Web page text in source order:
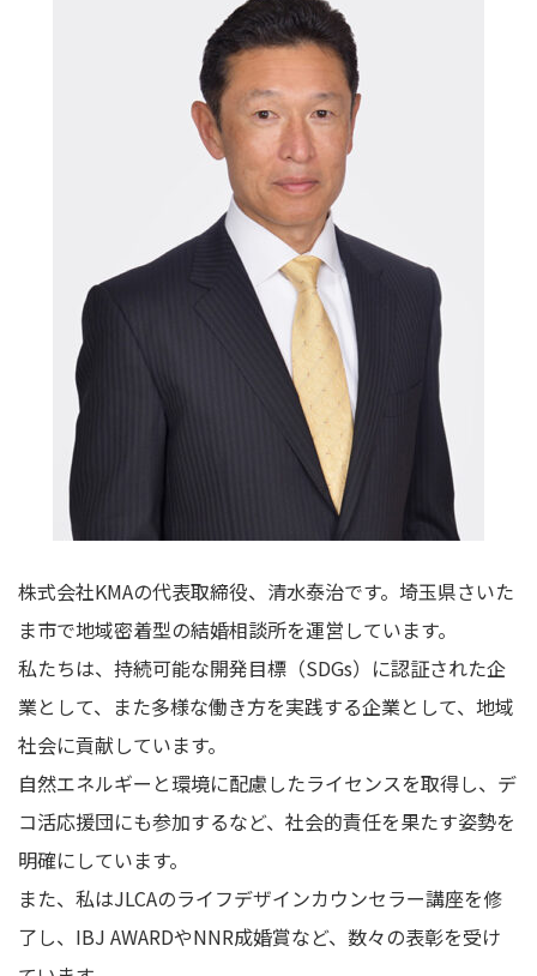
株式会社KMAの代表取締役、清水泰治です。埼玉県さいた
ま市で地域密着型の結婚相談所を運営しています。
私たちは、持続可能な開発目標（SDGs）に認証された企
業として、また多様な働き方を実践する企業として、地域
社会に貢献しています。
自然エネルギーと環境に配慮したライセンスを取得し、デ
コ活応援団にも参加するなど、社会的責任を果たす姿勢を
明確にしています。
また、私はJLCAのライフデザインカウンセラー講座を修
了し、IBJ AWARDやNNR成婚賞など、数々の表彰を受け